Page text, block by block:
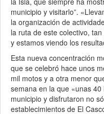
municipio y visitarlo”.
la organización de
la ruta de este colectivo,
y estamos viendo los
Esta nueva concentración
que se celebró hace unos
mil motos y a otra menor
semana en la que «unas
municipio y disfrutaron no
establecimientos de El